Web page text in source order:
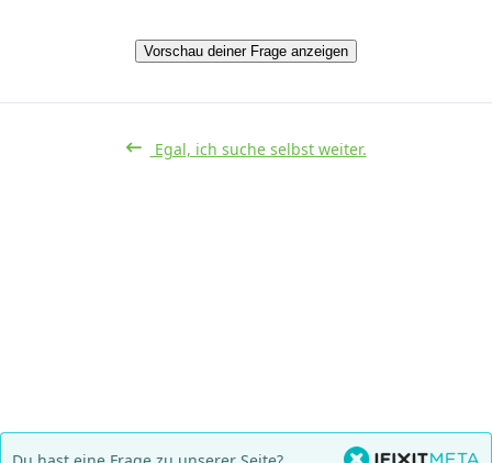
Vorschau deiner Frage anzeigen
Egal, ich suche selbst weiter.